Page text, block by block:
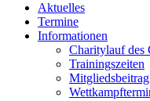
Aktuelles
Termine
Informationen
Charitylauf des
Trainingszeiten
Mitgliedsbeitrag